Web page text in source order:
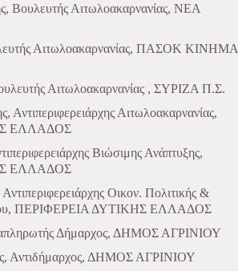
Βουλευτής Αιτωλοακαρνανίας, ΝΕΑ
Αιτωλοακαρνανίας, ΠΑΣΟΚ ΚΙΝΗΜΑ
Αιτωλοακαρνανίας , ΣΥΡΙΖΑ Π.Σ.
Αιτωλοακαρνανίας,
ΕΛΛΑΔΟΣ
Βιώσιμης Ανάπτυξης,
ΕΛΛΑΔΟΣ
Οικον. Πολιτικής &
ΠΕΡΙΦΕΡΕΙΑ ΔΥΤΙΚΗΣ ΕΛΛΑΔΟΣ
Δήμαρχος, ΔΗΜΟΣ ΑΓΡΙΝΙΟΥ
Αντιδήμαρχος, ΔΗΜΟΣ ΑΓΡΙΝΙΟΥ